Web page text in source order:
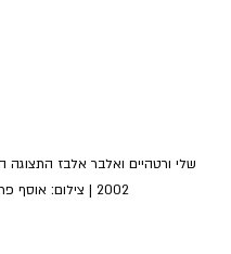
שלי ורטהיים ואלבר אלבז התצוגה
2002 | צילום: אוסף פרטי